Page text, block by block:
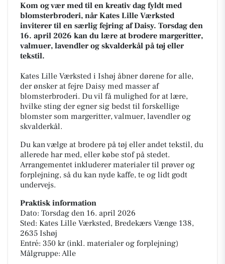
Kom og vær med til en kreativ dag fyldt med
blomsterbroderi, når Kates Lille Værksted
inviterer til en særlig fejring af Daisy. Torsdag den
16. april 2026 kan du lære at brodere margeritter,
valmuer, lavendler og skvalderkål på tøj eller
tekstil.
Kates Lille Værksted i Ishøj åbner dørene for alle,
der ønsker at fejre Daisy med masser af
blomsterbroderi. Du vil få mulighed for at lære,
hvilke sting der egner sig bedst til forskellige
blomster som margeritter, valmuer, lavendler og
skvalderkål.
Du kan vælge at brodere på tøj eller andet tekstil, du
allerede har med, eller købe stof på stedet.
Arrangementet inkluderer materialer til prøver og
forplejning, så du kan nyde kaffe, te og lidt godt
undervejs.
Praktisk information
Dato: Torsdag den 16. april 2026
Sted: Kates Lille Værksted, Bredekærs Vænge 138,
2635 Ishøj
Entré: 350 kr (inkl. materialer og forplejning)
Målgruppe: Alle